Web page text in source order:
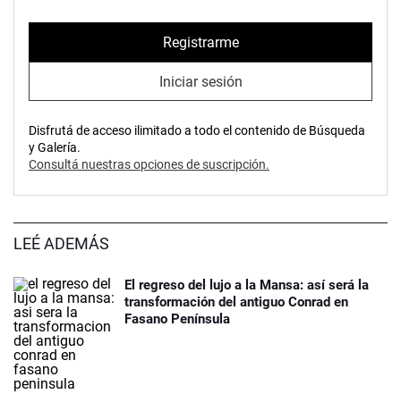
Registrarme
Iniciar sesión
Disfrutá de acceso ilimitado a todo el contenido de Búsqueda
y Galería.
Consultá nuestras opciones de suscripción.
LEÉ ADEMÁS
El regreso del lujo a la Mansa: así será la
transformación del antiguo Conrad en
Fasano Península